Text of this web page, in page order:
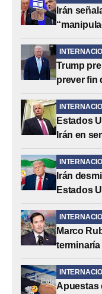
Irán
Trump
prever fin
Estados
Irán en
Irán
Estados
Marco
Apuestas